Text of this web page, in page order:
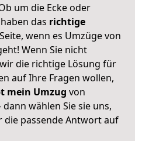
um die Ecke oder
das richtige
wenn es Umzüge von
Wenn Sie nicht
die richtige Lösung für
auf Ihre Fragen wollen,
mein Umzug von
wählen Sie sie uns,
passende Antwort auf